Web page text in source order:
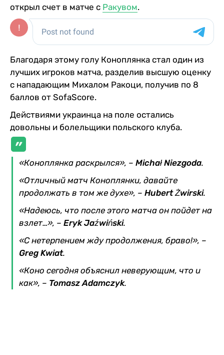
открыл счет в матче с Ракувом.
Благодаря этому голу Коноплянка стал один из
лучших игроков матча, разделив высшую оценку
с нападающим Михалом Ракоци, получив по 8
баллов от SofaScore.
Действиями украинца на поле остались
довольны и болельщики польского клуба.
«Коноплянка раскрылся», – Michał Niezgoda.
«Отличный матч Коноплянки, давайте
продолжать в том же духе», – Hubert Żwirski.
«Надеюсь, что после этого матча он пойдет на
взлет…», – Eryk Jaźwiński.
«С нетерпением жду продолжения, браво!», –
Greg Kwiat.
«Коно сегодня объяснил неверующим, что и
как», – Tomasz Adamczyk.